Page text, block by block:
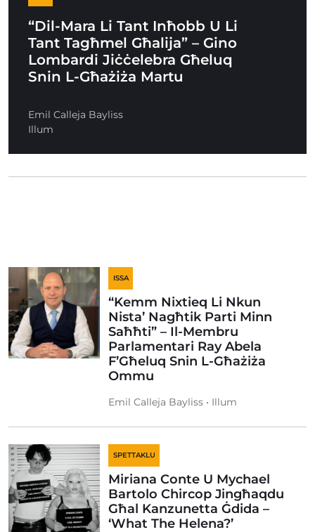
“Dil-Mara Li Tant Inħobb U Li
Tant Tagħmel Għalija” – Gino
Lombardi Jiċċelebra Għeluq
Snin L-Għażiża Martu
Emil Calleja Bayliss
Illum
ISSA
“Kemm Nixtieq Li Nkun
Nista’ Nagħtik Parti Minn
Saħħti” – Il-Membru
Parlamentari Ray Abela
F’Għeluq Snin L-Għażiża
Ommu
Emil Calleja Bayliss • Illum
SPETTAKLU
Miriana Conte U Mychael
Bartolo Chircop Jingħaqdu
Għal Kanzunetta Ġdida –
‘What The Helena?’